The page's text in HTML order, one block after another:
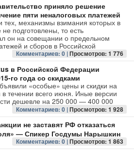
приняло решение
пяти неналоговых платежей
механизмы взимания которых в
подготовлены, то есть
он на совещании о предельном
и сборов в Российской
Комментариев: 0 |Просмотров: 1 776
в Российской Федерации
го года со скидками
«особые» цены и скидки на
течении всего июня. Иные версии
дешевле на 250 000 — 400 000
Комментариев: 0 |Просмотров: 1 928
не заставят РФ отказаться
— Спикер Госдумы Нарышкин
Комментариев: 0 |Просмотров: 1 863